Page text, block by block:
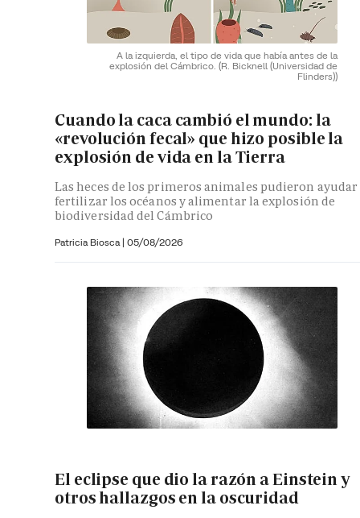
A la izquierda, el tipo de vida que había antes de la
explosión del Cámbrico. (R. Bicknell (Universidad de
Flinders))
Cuando la caca cambió el mundo: la
«revolución fecal» que hizo posible la
explosión de vida en la Tierra
Las heces de los primeros animales pudieron ayudar
fertilizar los océanos y alimentar la explosión de
biodiversidad del Cámbrico
Patricia Biosca | 05/08/2026
El eclipse que dio la razón a Einstein y
otros hallazgos en la oscuridad